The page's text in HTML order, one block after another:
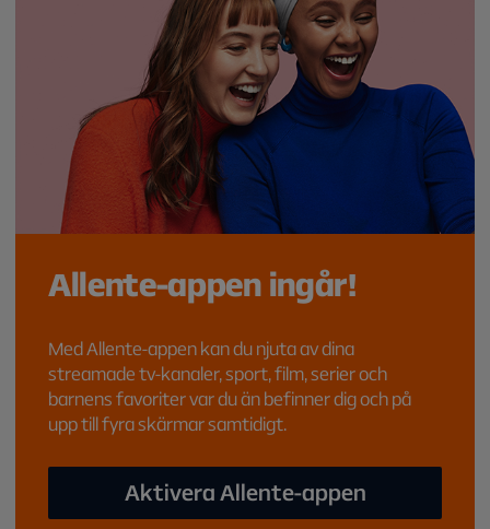
Allente-appen ingår!
Med Allente-appen kan du njuta av dina
streamade tv-kanaler, sport, film, serier och
barnens favoriter var du än befinner dig och på
upp till fyra skärmar samtidigt.
Aktivera Allente-appen